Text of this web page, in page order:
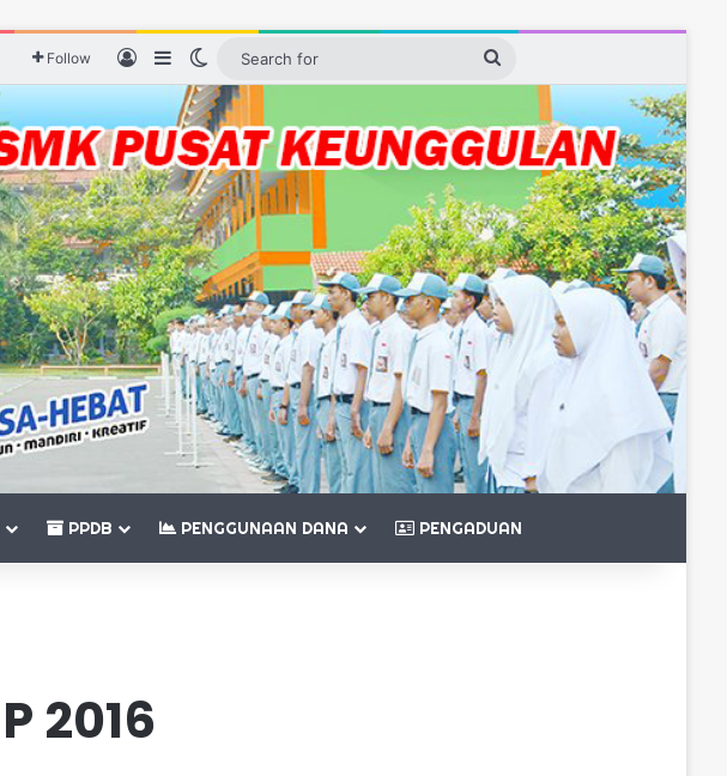
Follow Log InSidebarSwitch skin
PPDB PENGGUNAAN DANA PENGADUAN
2016